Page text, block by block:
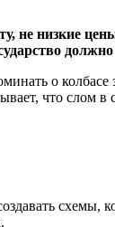
не низкие
о колбасе
что слом
схемы,